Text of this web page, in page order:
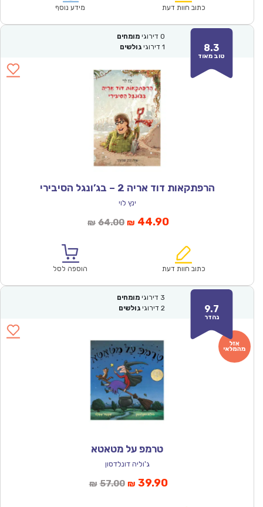
₪64.00.
כתוב חוות דעת מידע נוסף
8.3
טוב מאוד
0 דירוגי מומחים
1 דירוגי גולשים
הרפתקאות דוד אריה 2 – בג’ונגל הסיבירי
ינץ לוי
₪ 64.00המחיר
₪64.00.
₪ 44.90המחיר
הוא:
כתוב חוות דעת הוספה לסל
9.7
נהדר
3 דירוגי מומחים
2 דירוגי גולשים
טרמפ על מטאטא
ג'וליה דונלדסון
₪ 57.00המחיר
₪ 39.90המחיר